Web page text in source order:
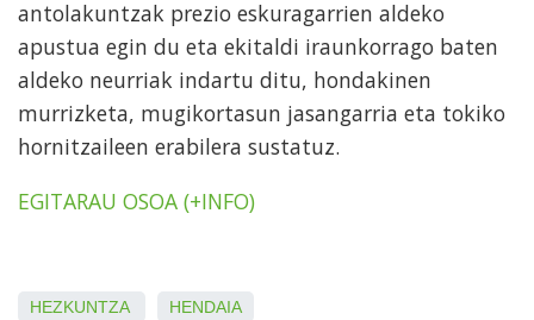
antolakuntzak prezio eskuragarrien aldeko
apustua egin du eta ekitaldi iraunkorrago baten
aldeko neurriak indartu ditu, hondakinen
murrizketa, mugikortasun jasangarria eta tokiko
hornitzaileen erabilera sustatuz.
EGITARAU OSOA (+INFO)
HEZKUNTZA HENDAIA